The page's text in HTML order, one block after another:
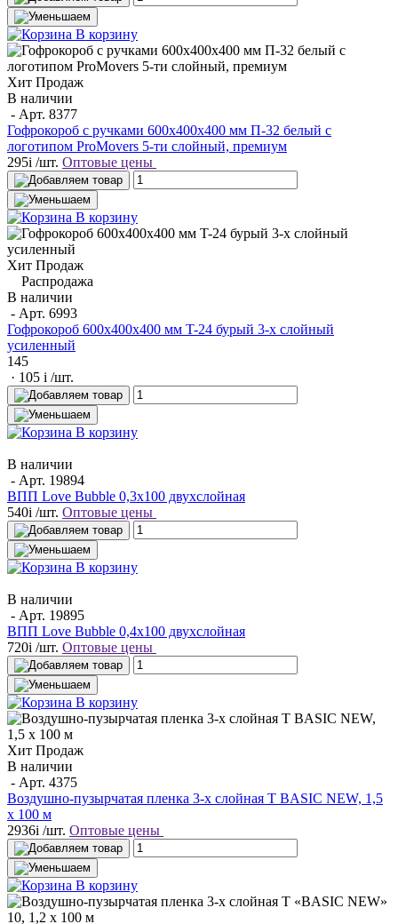
В корзину
Хит Продаж
В наличии
- Арт. 8377
Гофрокороб с ручками 600х400х400 мм П-32 белый с
логотипом ProMovers 5-ти слойный, премиум
295i /шт. Оптовые цены
В корзину
Хит Продаж
Распродажа
В наличии
- Арт. 6993
Гофрокороб 600x400x400 мм T-24 бурый 3-х слойный
усиленный
145
· 105 i /шт.
В корзину
В наличии
- Арт. 19894
ВПП Love Bubble 0,3х100 двухслойная
540i /шт. Оптовые цены
В корзину
В наличии
- Арт. 19895
ВПП Love Bubble 0,4х100 двухслойная
720i /шт. Оптовые цены
В корзину
Хит Продаж
В наличии
- Арт. 4375
Воздушно-пузырчатая пленка 3-х слойная T BASIC NEW, 1,5
х 100 м
2936i /шт. Оптовые цены
В корзину